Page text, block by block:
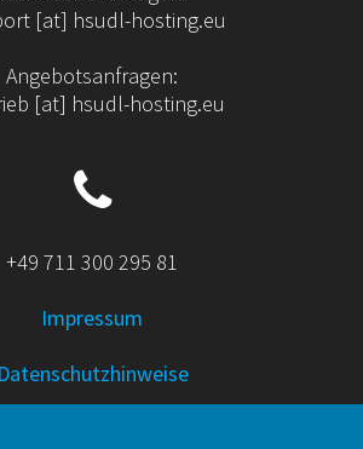
[at] hsudl-hosting.eu
Angebotsanfragen:
[at] hsudl-hosting.eu
+49 711 300 295 81
Impressum
Datenschutzhinweise